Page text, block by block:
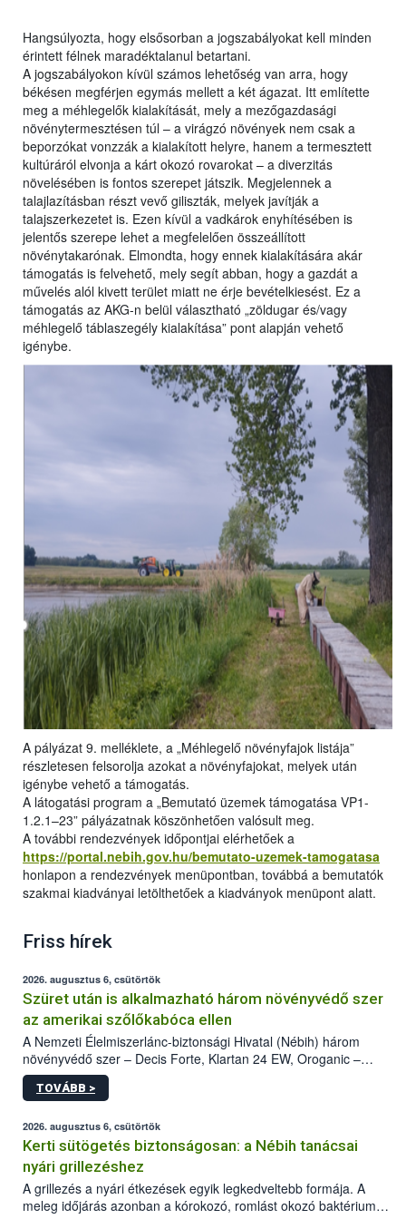
Hangsúlyozta, hogy elsősorban a jogszabályokat kell minden
érintett félnek maradéktalanul betartani.
A jogszabályokon kívül számos lehetőség van arra, hogy
békésen megférjen egymás mellett a két ágazat. Itt említette
meg a méhlegelők kialakítását, mely a mezőgazdasági
növénytermesztésen túl – a virágzó növények nem csak a
beporzókat vonzzák a kialakított helyre, hanem a termesztett
kultúráról elvonja a kárt okozó rovarokat – a diverzitás
növelésében is fontos szerepet játszik. Megjelennek a
talajlazításban részt vevő giliszták, melyek javítják a
talajszerkezetet is. Ezen kívül a vadkárok enyhítésében is
jelentős szerepe lehet a megfelelően összeállított
növénytakarónak. Elmondta, hogy ennek kialakítására akár
támogatás is felvehető, mely segít abban, hogy a gazdát a
művelés alól kivett terület miatt ne érje bevételkiesést. Ez a
támogatás az AKG-n belül választható „zöldugar és/vagy
méhlegelő táblaszegély kialakítása” pont alapján vehető
igénybe.
A pályázat 9. melléklete, a „Méhlegelő növényfajok listája”
részletesen felsorolja azokat a növényfajokat, melyek után
igénybe vehető a támogatás.
A látogatási program a „Bemutató üzemek támogatása VP1-
1.2.1–23” pályázatnak köszönhetően valósult meg.
A további rendezvények időpontjai elérhetőek a
https://portal.nebih.gov.hu/bemutato-uzemek-tamogatasa
honlapon a rendezvények menüpontban, továbbá a bemutatók
szakmai kiadványai letölthetőek a kiadványok menüpont alatt.
Friss hírek
2026. augusztus 6, csütörtök
Szüret után is alkalmazható három növényvédő szer
az amerikai szőlőkabóca ellen
A Nemzeti Élelmiszerlánc-biztonsági Hivatal (Nébih) három
növényvédő szer – Decis Forte, Klartan 24 EW, Oroganic –
engedélyokiratát módosította, így azok a szüretet követően,
egészen a vesszőérettség (BBCH 91) stádiumáig
érésű szőlőkben is legyen lehetőség a károsító elleni további
védekezésre. Az Oroganic készítmény kis kiszerelésben kiskerti
felhasználók számára is elérhető és ökológiai termesztésben is
engedélyezett.
TOVÁBB >
2026. augusztus 6, csütörtök
Kerti sütögetés biztonságosan: a Nébih tanácsai
nyári grillezéshez
A grillezés a nyári étkezések egyik legkedveltebb formája. A
meleg időjárás azonban a kórokozó, romlást okozó baktériumok